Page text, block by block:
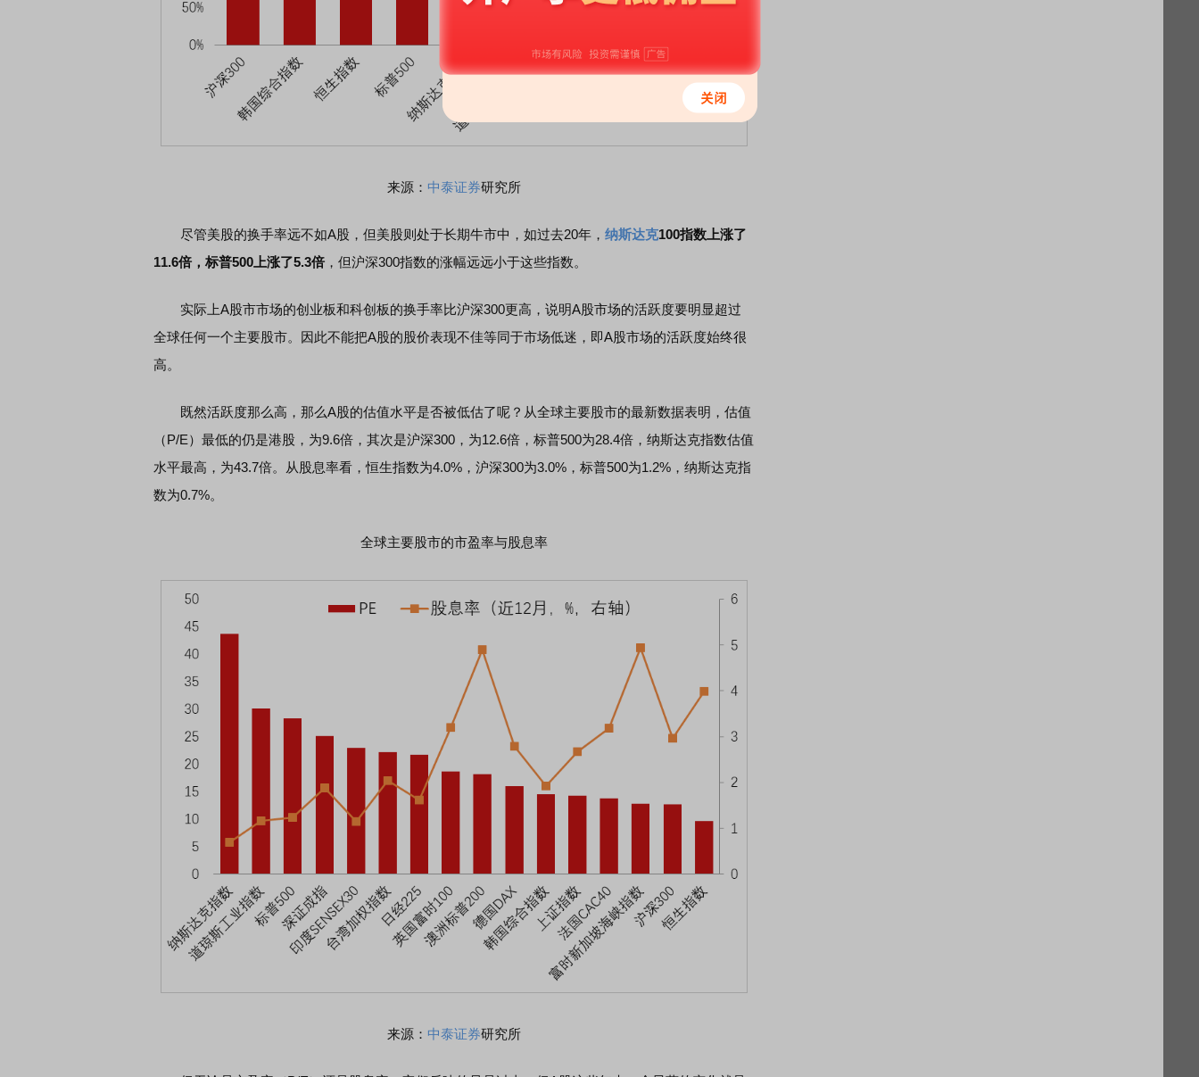
来源： 中泰证券研究所
尽管美股的换手率远不如A股，但美股则处于长期牛市中，如过去20年， 纳斯达克100指数上涨了
11.6倍，标普500上涨了5.3倍 ，但沪深300指数的涨幅远远小于这些指数。
实际上A股市市场的创业板和科创板的换手率比沪深300更高，说明A股市场的活跃度要明显超过
全球任何一个主要股市。因此不能把A股的股价表现不佳等同于市场低迷，即A股市场的活跃度始终很
高。
既然活跃度那么高，那么A股的估值水平是否被低估了呢？从全球主要股市的最新数据表明，估值
（P/E）最低的仍是港股，为9.6倍，其次是沪深300，为12.6倍，标普500为28.4倍，纳斯达克指数估值
水平最高，为43.7倍。从股息率看，恒生指数为4.0%，沪深300为3.0%，标普500为1.2%，纳斯达克指
数为0.7%。
全球主要股市的市盈率与股息率
来源： 中泰证券研究所